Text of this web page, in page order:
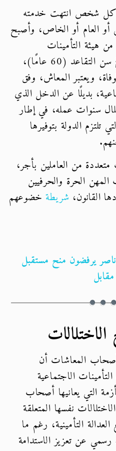
كل شخص انتهت خدمته
أو العام أو الخاص، وأصبح
التأمينات
الاجتماعية، سواء بسبب بلوغ سن التقاعد (60 عامًا)،
ويعتبر المعاش، وفق
بديلًا عن الدخل الذي
سنوات عمله، في إطار
تلتزم الدولة بتوفيرها
من العاملين بأجر،
الحرة والحرفيين
القانون، شريطة خضوعهم
يرفضون منح مستقبل
أصحاب المعاشات أن
الاجتماعية
التي يعانيها أصحاب
نفسها المتعلقة
التأمينية، رغم ما
عن تعزيز الاستدامة